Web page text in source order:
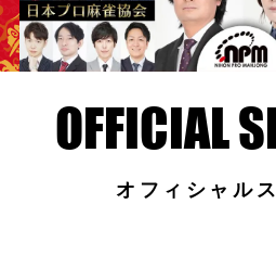
オフィシャル